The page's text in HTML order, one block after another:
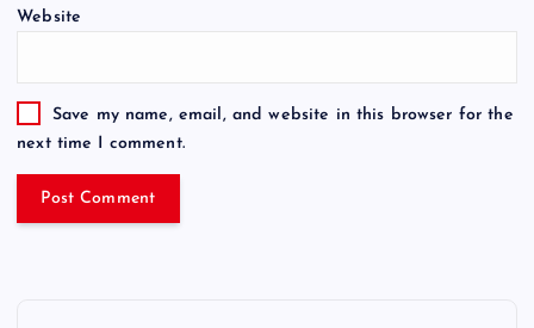
Website
Save my name, email, and website in this browser for the
next time I comment.